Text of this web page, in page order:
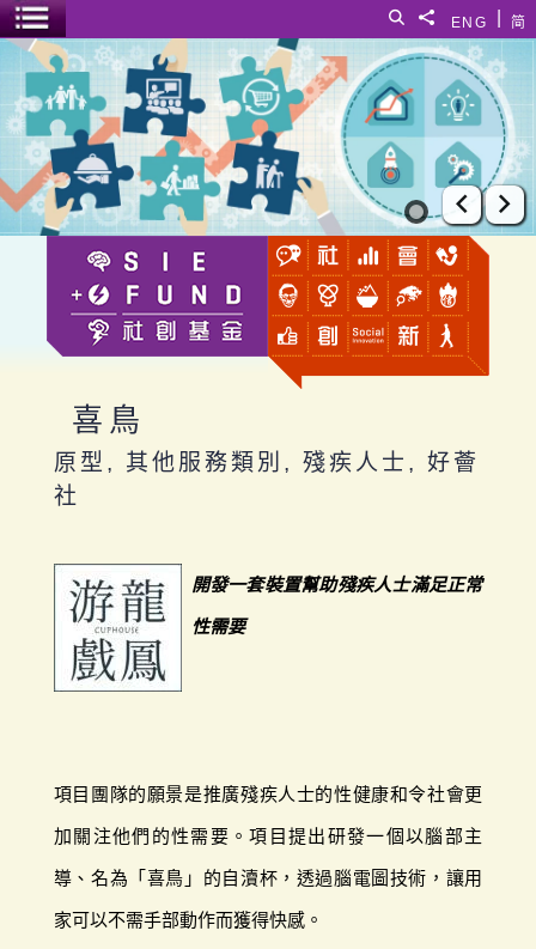
简
ENG
分享給
搜尋
選單開關
喜鳥
上一張
下
喜鳥
原型, 其他服務類別, 殘疾人士, 好薈
社
開發一套裝置幫助殘疾人士滿足正常
性需要
項目團隊的願景是推廣殘疾人士的性健康和令社會更
加關注他們的性需要。項目提出研發一個以腦部主
導、名為「喜鳥」的自瀆杯，透過腦電圖技術，讓用
家可以不需手部動作而獲得快感。